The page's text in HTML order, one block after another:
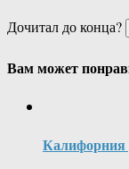
Дочитал до конца?
Вам может